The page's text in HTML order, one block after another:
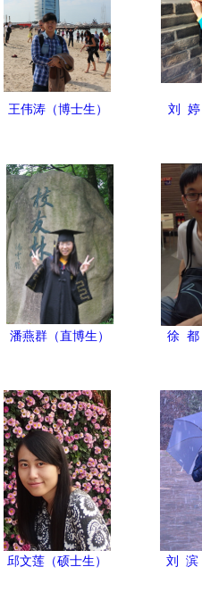
王伟涛（博士生） 刘 婷
潘燕群（直博生） 徐 都
邱文莲（硕士生） 刘 滨